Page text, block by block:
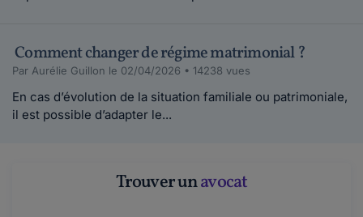
Comment changer de régime matrimonial ?
Par Aurélie Guillon le 02/04/2026 • 14238 vues
En cas d’évolution de la situation familiale ou patrimoniale,
il est possible d’adapter le...
Trouver unavocat